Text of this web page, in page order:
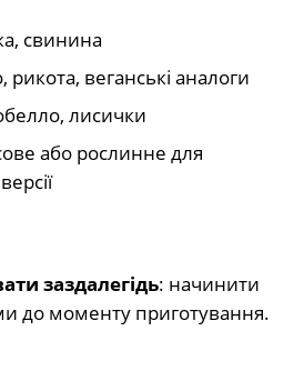
свинина
рикота, веганські аналоги
лисички
або рослинне для
заздалегідь: начинити
до моменту приготування.